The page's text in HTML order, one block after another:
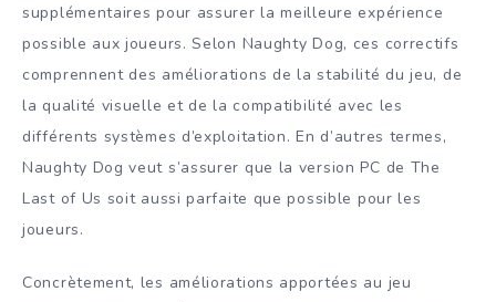
supplémentaires pour assurer la meilleure expérience
possible aux joueurs. Selon Naughty Dog, ces correctifs
comprennent des améliorations de la stabilité du jeu, de
la qualité visuelle et de la compatibilité avec les
différents systèmes d’exploitation. En d’autres termes,
Naughty Dog veut s’assurer que la version PC de The
Last of Us soit aussi parfaite que possible pour les
joueurs.
Concrètement, les améliorations apportées au jeu